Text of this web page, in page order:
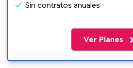
Sin contratos anuales
Ver Planes